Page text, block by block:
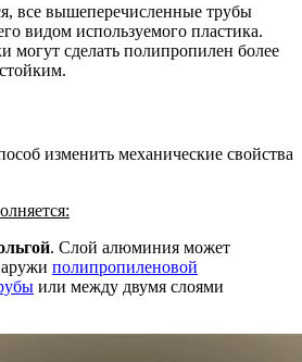
все вышеперечисленные трубы
видом используемого пластика.
могут сделать полипропилен более
изменить механические свойства
. Слой алюминия может
полипропиленовой
или между двумя слоями